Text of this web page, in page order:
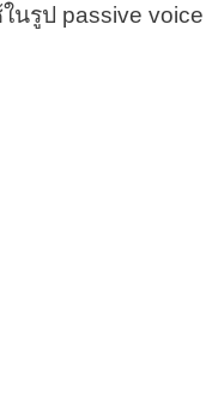
นรูป passive voice